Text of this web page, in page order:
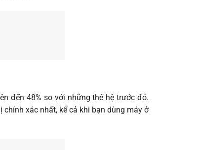
đến 48% so với những thế hệ trước đó.
xác nhất, kể cả khi bạn dùng máy ở